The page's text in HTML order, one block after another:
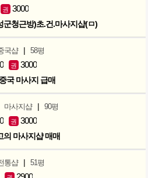
권 3000
군청근방)초.건.마사지샵(ㅁ)
국샵 | 58평
권 3000
국 마사지 급매
마사지샵 | 90평
권 3000
의 마사지샵 매매
통샵 | 51평